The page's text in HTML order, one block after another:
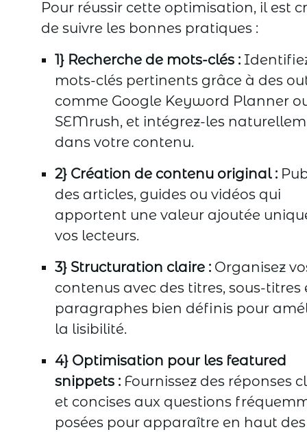
Pour réussir cette optimisation, il est
de suivre les bonnes pratiques :
1} Recherche de mots-clés :
mots-clés pertinents grâce à des
comme Google Keyword Planner
SEMrush, et intégrez-les
dans votre contenu.
2} Création de contenu original :
des articles, guides ou vidéos qui
apportent une valeur ajoutée
vos lecteurs.
3} Structuration claire : Organisez
contenus avec des titres, sous-titres
paragraphes bien définis pour
la lisibilité.
4} Optimisation pour les featured
snippets : Fournissez des réponses
et concises aux questions
posées pour apparaître en haut des